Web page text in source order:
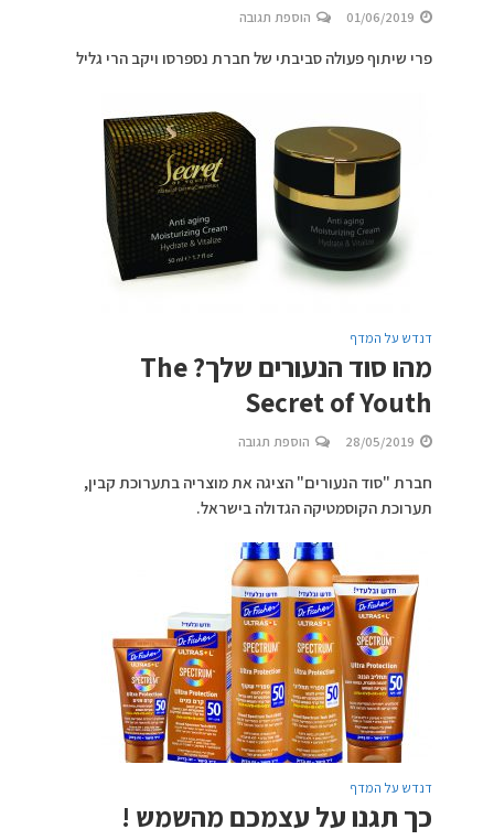
01/06/2019 הוספת תגובה
פרי שיתוף פעולה סביבתי של חברת נספרסו ויקב הרי גליל
דנדש על המדף
מהו סוד הנעורים שלך? The
Secret of Youth
28/05/2019 הוספת תגובה
חברת "סוד הנעורים" הציגה את מוצריה בתערוכת קבין,
תערוכת הקוסמטיקה הגדולה בישראל.
דנדש על המדף
כך תגנו על עצמכם מהשמש !